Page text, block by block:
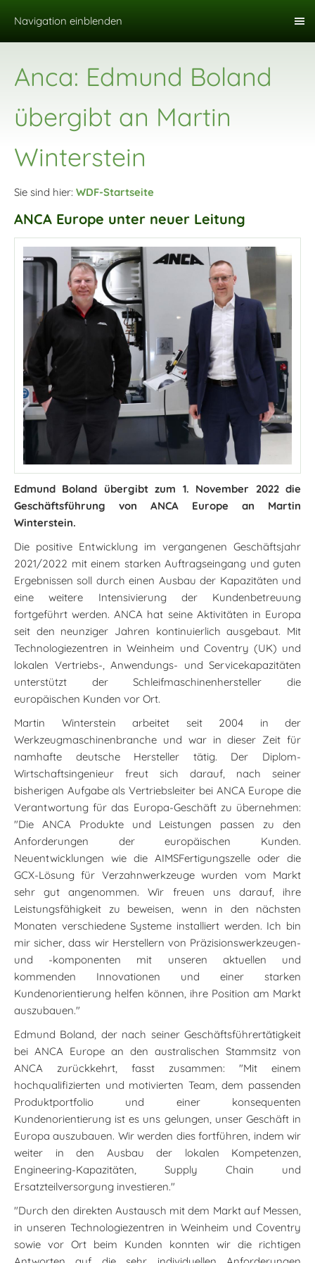
Navigation einblenden
Anca: Edmund Boland
übergibt an Martin
Winterstein
Sie sind hier: WDF-Startseite
ANCA Europe unter neuer Leitung
Edmund Boland übergibt zum 1. November 2022 die
Geschäftsführung von ANCA Europe an Martin
Winterstein.
Die positive Entwicklung im vergangenen Geschäftsjahr
2021/2022 mit einem starken Auftragseingang und guten
Ergebnissen soll durch einen Ausbau der Kapazitäten und
eine weitere Intensivierung der Kundenbetreuung
fortgeführt werden. ANCA hat seine Aktivitäten in Europa
seit den neunziger Jahren kontinuierlich ausgebaut. Mit
Technologiezentren in Weinheim und Coventry (UK) und
lokalen Vertriebs-, Anwendungs- und Servicekapazitäten
unterstützt der Schleifmaschinenhersteller die
europäischen Kunden vor Ort.
Martin Winterstein arbeitet seit 2004 in der
Werkzeugmaschinenbranche und war in dieser Zeit für
namhafte deutsche Hersteller tätig. Der Diplom-
Wirtschaftsingenieur freut sich darauf, nach seiner
bisherigen Aufgabe als Vertriebsleiter bei ANCA Europe die
Verantwortung für das Europa-Geschäft zu übernehmen:
"Die ANCA Produkte und Leistungen passen zu den
Anforderungen der europäischen Kunden.
Neuentwicklungen wie die AIMSFertigungszelle oder die
GCX-Lösung für Verzahnwerkzeuge wurden vom Markt
sehr gut angenommen. Wir freuen uns darauf, ihre
Leistungsfähigkeit zu beweisen, wenn in den nächsten
Monaten verschiedene Systeme installiert werden. Ich bin
mir sicher, dass wir Herstellern von Präzisionswerkzeugen-
und -komponenten mit unseren aktuellen und
kommenden Innovationen und einer starken
Kundenorientierung helfen können, ihre Position am Markt
auszubauen."
Edmund Boland, der nach seiner Geschäftsführertätigkeit
bei ANCA Europe an den australischen Stammsitz von
ANCA zurückkehrt, fasst zusammen: "Mit einem
hochqualifizierten und motivierten Team, dem passenden
Produktportfolio und einer konsequenten
Kundenorientierung ist es uns gelungen, unser Geschäft in
Europa auszubauen. Wir werden dies fortführen, indem wir
weiter in den Ausbau der lokalen Kompetenzen,
Engineering-Kapazitäten, Supply Chain und
Ersatzteilversorgung investieren."
"Durch den direkten Austausch mit dem Markt auf Messen,
in unseren Technologiezentren in Weinheim und Coventry
sowie vor Ort beim Kunden konnten wir die richtigen